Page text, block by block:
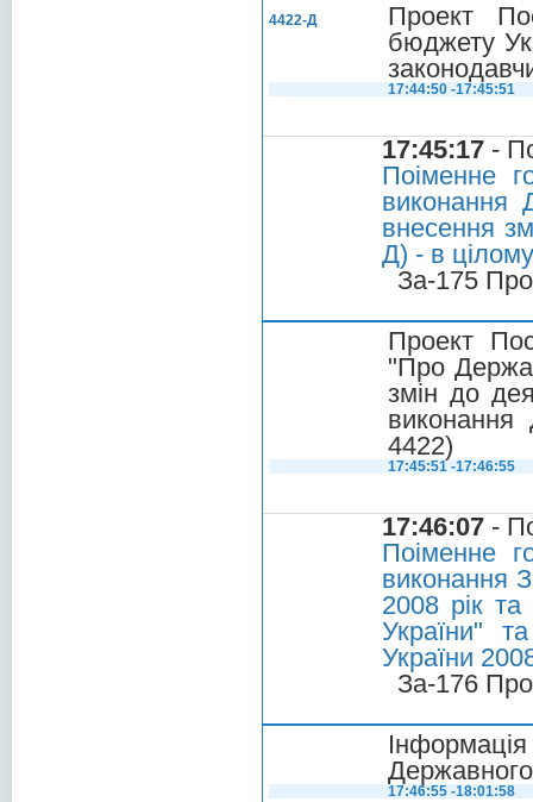
4422-Д
Проект
бюджету
17:44:50 -17:45:51
17:45:17 -
Поіменне
виконання
внесення
Д) - в цілому
За-175
Проект
"Про
змін до
4422)
17:45:51 -17:46:55
17:46:07 -
Поіменне
виконання
2008 рік
України"
України
За-176
17:46:55 -18:01:58